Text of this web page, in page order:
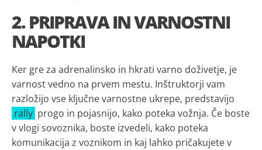
2. PRIPRAVA IN VARNOSTNI
NAPOTKI
Ker gre za adrenalinsko in hkrati varno doživetje, je
varnost vedno na prvem mestu. Inštruktorji vam
razložijo vse ključne varnostne ukrepe, predstavijo
rally progo in pojasnijo, kako poteka vožnja. Če boste
v vlogi sovoznika, boste izvedeli, kako poteka
komunikacija z voznikom in kaj lahko pričakujete v